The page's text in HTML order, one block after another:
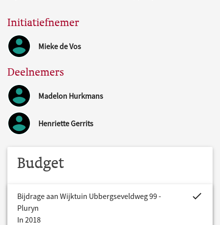
Initiatiefnemer
Mieke de Vos
Deelnemers
Madelon Hurkmans
Henriette Gerrits
Budget
Bijdrage aan Wijktuin Ubbergseveldweg 99 -
Pluryn
In 2018